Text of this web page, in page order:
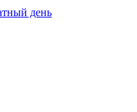
день